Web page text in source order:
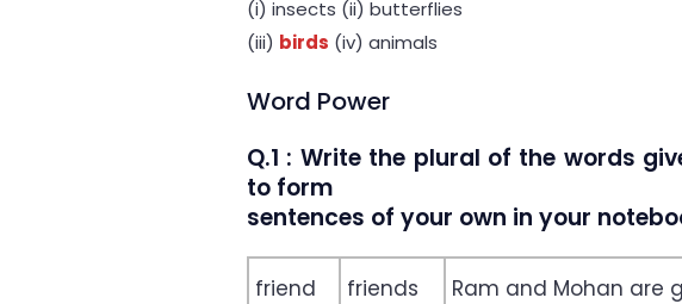
(i) insects (ii) butterflies
(iii) birds (iv) animals
Word Power
Q.1 : Write the plural of the words
to form
sentences of your own in your
friend friends Ram and Mohan are